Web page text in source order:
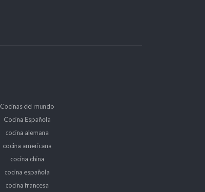
Cocinas del mundo
Cocina Española
cocina alemana
cocina americana
cocina china
cocina española
cocina francesa